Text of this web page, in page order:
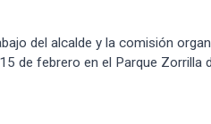
del alcalde y la comisión
de febrero en el Parque Zorrilla